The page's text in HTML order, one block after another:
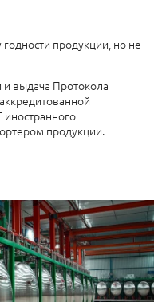
продукции, но не
выдача Протокола
продукции.